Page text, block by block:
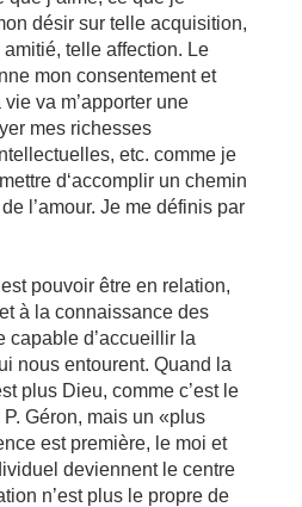
désir sur telle acquisition,
telle affection. Le
mon consentement et
va m’apporter une
mes richesses
etc. comme je
d‘accomplir un chemin
l’amour. Je me définis par
pouvoir être en relation,
à la connaissance des
capable d’accueillir la
nous entourent. Quand la
plus Dieu, comme c’est le
Géron, mais un «plus
est première, le moi et
deviennent le centre
n’est plus le propre de